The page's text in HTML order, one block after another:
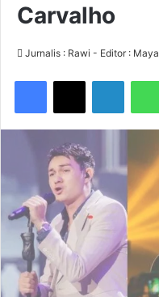
Carvalho
Jurnalis : Rawi - Editor : Maya